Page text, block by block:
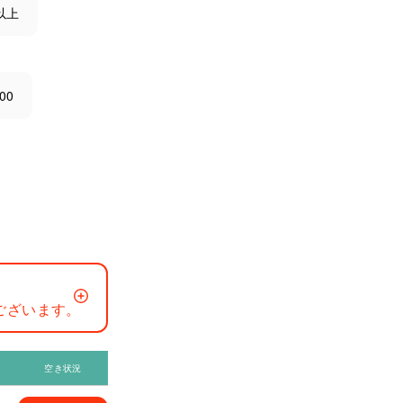
上
ざいます。
空き状況